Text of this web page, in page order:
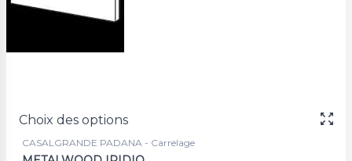
Choix des options
CASALGRANDE PADANA - Carrelage